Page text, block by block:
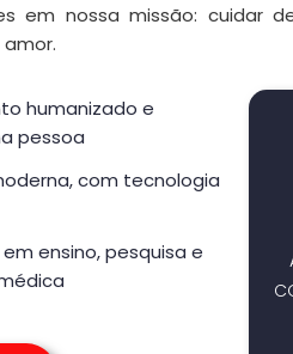
em nossa missão: cuidar
humanizado e
pessoa
com tecnologia
ensino, pesquisa e